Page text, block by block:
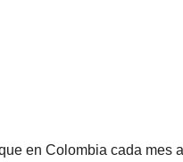
en Colombia cada mes